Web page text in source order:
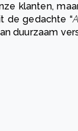
klanten,
de gedachte “
duurzaam